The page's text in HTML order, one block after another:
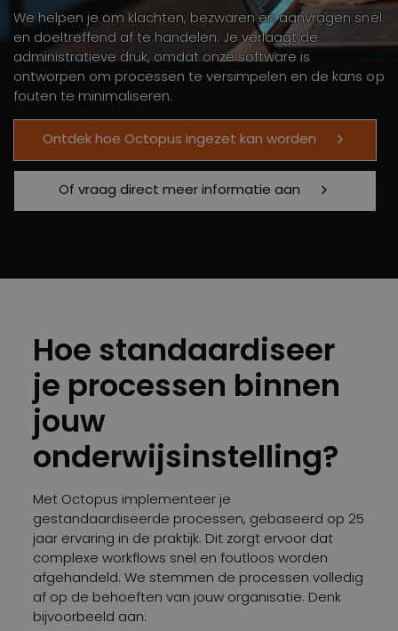
We helpen je om klachten, bezwaren en aanvragen snel
en doeltreffend af te handelen. Je verlaagt de
administratieve druk, omdat onze software is
ontworpen om processen te versimpelen en de kans op
fouten te minimaliseren.
Ontdek hoe Octopus ingezet kan worden
Of vraag direct meer informatie aan
Hoe standaardiseer
je processen binnen
jouw
onderwijsinstelling?
Met Octopus implementeer je
gestandaardiseerde processen, gebaseerd op 25
jaar ervaring in de praktijk. Dit zorgt ervoor dat
complexe workflows snel en foutloos worden
afgehandeld. We stemmen de processen volledig
af op de behoeften van jouw organisatie. Denk
bijvoorbeeld aan: